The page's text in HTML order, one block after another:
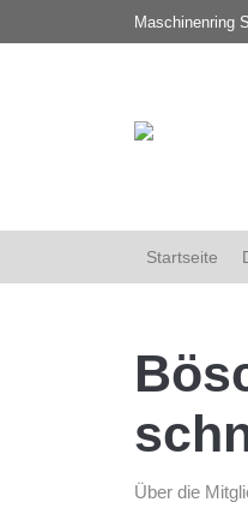
Maschinenring
Startseite
Über die